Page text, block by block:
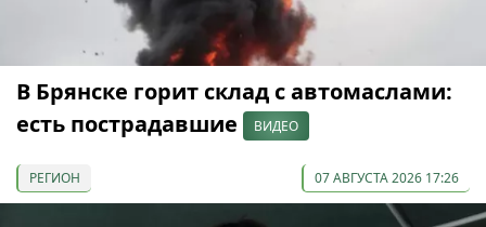
В Брянске горит склад с автомаслами:
есть пострадавшие
ВИДЕО
РЕГИОН 07 АВГУСТА 2026 17:26